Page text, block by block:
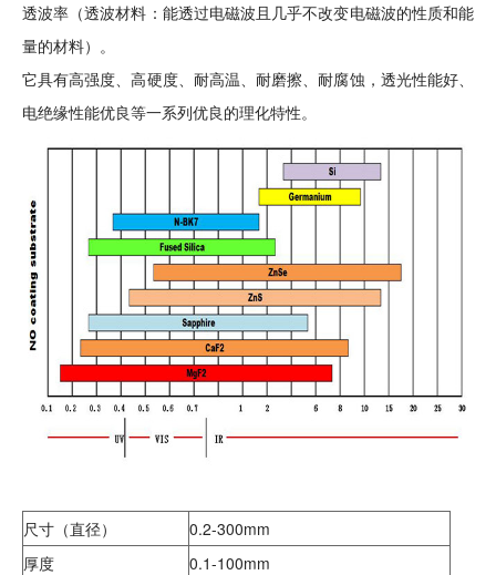
透波率（透波材料：能透过电磁波且几乎不改变电磁波的性质和能
量的材料）。
它具有高强度、高硬度、耐高温、耐磨擦、耐腐蚀，透光性能好、
电绝缘性能优良等一系列优良的理化特性。
尺寸（直径）
0.2-300mm
厚度
0.1-100mm